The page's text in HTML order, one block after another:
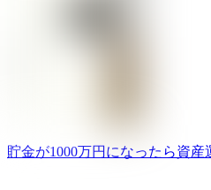
貯金が1000万円になったら資産